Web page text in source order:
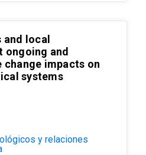
local
ongoing and
impacts on
systems
y relaciones